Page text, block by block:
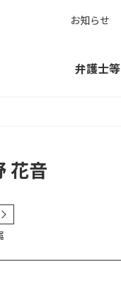
お知らせ
弁護士等
花音